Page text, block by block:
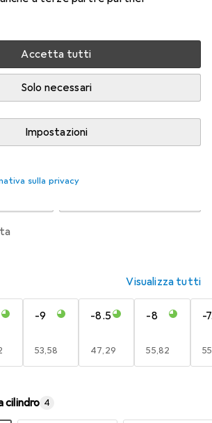
Accetta tutti
Solo necessari
Impostazioni
sulla privacy
14/8 e mar, 18/8
stock presso il fornitore
Visualizza tutti
-9
EUR
53,58
-8.5
EUR
47,29
-8
EUR
55,82
-
cilindro 4